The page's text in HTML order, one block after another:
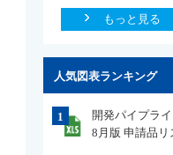
もっと見る
人気図表ランキング
1
開発パイプラ
8月版 申請品リ